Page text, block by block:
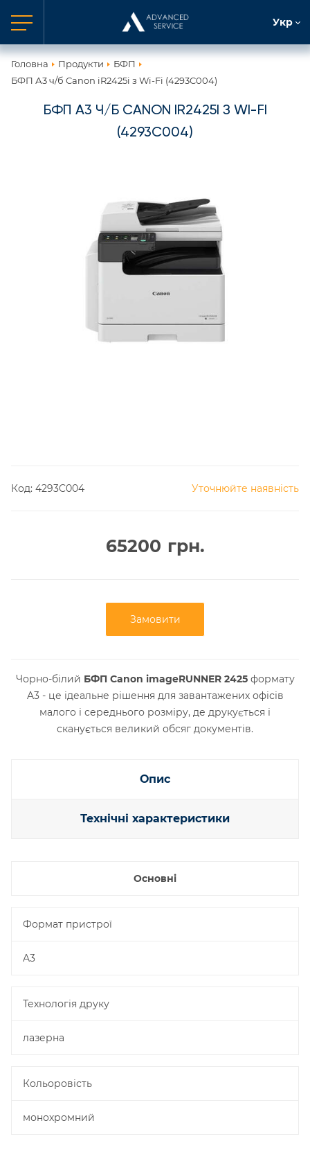
Укр
Головна Продукти
БФП
БФП А3 ч/б Canon iR2425i з Wi-Fi (4293C004)
БФП А3 Ч/Б CANON IR2425I З WI-FI
(4293C004)
Код: 4293C004 Уточнюйте наявність
65200 грн.
Замовити
Чорно-білий БФП Canon imageRUNNER 2425формату
A3 - це ідеальне рішення для завантажених офісів
малого і середнього розміру, де друкується і
сканується великий обсяг документів.
Опис
Технічні характеристики
Основні
Формат пристрої
A3
Технологія друку
лазерна
Кольоровість
монохромний